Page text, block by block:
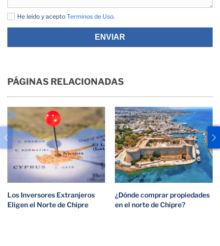
He leido y acepto Terminos de Uso.
ENVIAR
PÁGINAS RELACIONADAS
Los Inversores Extranjeros
Eligen el Norte de Chipre
¿Dónde comprar propiedades
en el norte de Chipre?